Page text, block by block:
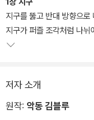
조’를 통해 보여 주고, 겨울
‘정전기’ 현상으로 밝힌다.
인 호기심을 기초 과학 이
단히 다질 수 있도록 했다.
지구를 뚫고 반대 방향으
지구가 퍼즐 조각처럼 나
저자 소개
원작: 악동 김블루